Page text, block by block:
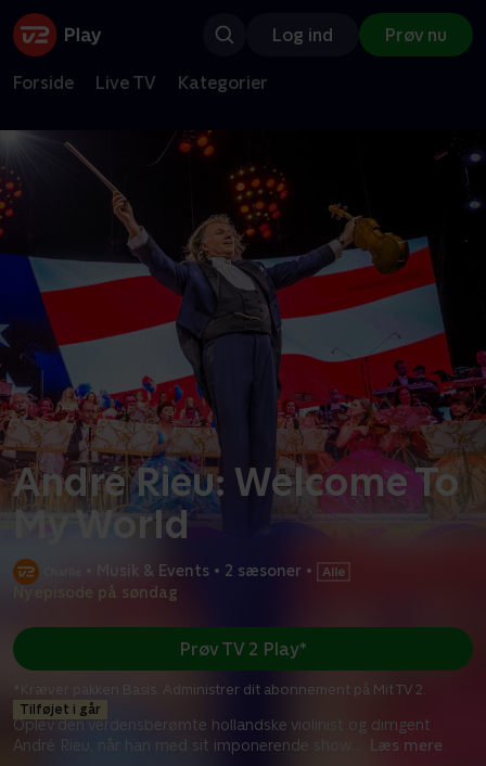
Log ind Prøv nu
Forside Live TV Kategorier
André Rieu: Welcome To
My World
Musik & Events • 2 sæsoner •
Ny episode på søndag
Tilføjet i går
Oplev den verdensberømte hollandske violinist og dirrigent
André Rieu, når han med sit imponerende show
Læs mere
Prøv TV 2 Play*
*Kræver pakken Basis. Administrer dit abonnement på Mit TV 2.